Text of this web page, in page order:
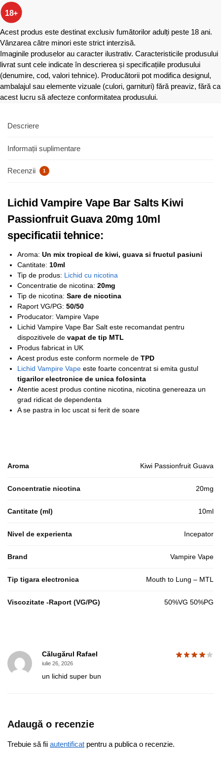
18+
Acest produs este destinat exclusiv fumătorilor adulți peste 18 ani.
Vânzarea către minori este strict interzisă.
Imaginile produselor au caracter ilustrativ. Caracteristicile produsului
livrat sunt cele indicate în descrierea și specificațiile produsului
(denumire, cod, valori tehnice). Producătorii pot modifica designul,
ambalajul sau elemente vizuale (culori, garnituri) fără preaviz, fără ca
acest lucru să afecteze conformitatea produsului.
Descriere
Informații suplimentare
Recenzii 1
Lichid Vampire Vape Bar Salts Kiwi
Passionfruit Guava 20mg 10ml
specificatii tehnice:
Aroma: Un mix tropical de kiwi, guava si fructul pasiuni
Cantitate: 10ml
Tip de produs: Lichid cu nicotina
Concentratie de nicotina: 20mg
Tip de nicotina: Sare de nicotina
Raport VG/PG: 50/50
Producator: Vampire Vape
Lichid Vampire Vape Bar Salt este recomandat pentru
dispozitivele de vapat de tip MTL
Produs fabricat in UK
Acest produs este conform normele de TPD
Lichid Vampire Vape este foarte concentrat si emita gustul
tigarilor electronice de unica folosinta
Atentie acest produs contine nicotina, nicotina genereaza un
grad ridicat de dependenta
A se pastra in loc uscat si ferit de soare
Aroma Kiwi Passionfruit Guava
Concentratie nicotina 20mg
Cantitate (ml) 10ml
Nivel de experienta Incepator
Brand Vampire Vape
Tip tigara electronica Mouth to Lung – MTL
Viscozitate -Raport (VG/PG) 50%VG 50%PG
Călugărul Rafael
iulie 26, 2026
un lichid super bun
Adaugă o recenzie
Trebuie să fii autentificat pentru a publica o recenzie.